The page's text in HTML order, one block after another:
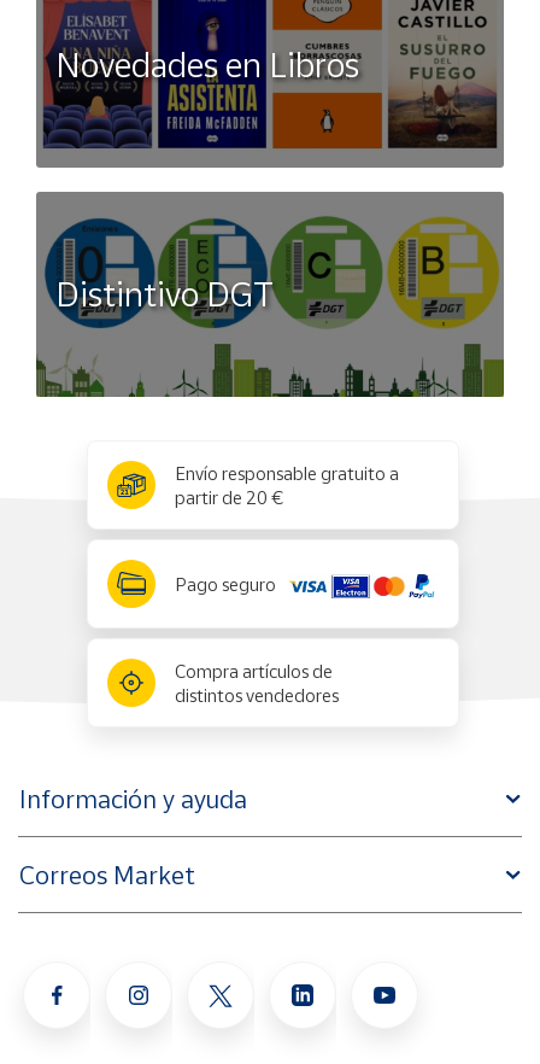
Novedades en Libros
Distintivo DGT
Envío responsable gratuito a
partir de 20 €
Pago seguro
Compra artículos de
distintos vendedores
Información y ayuda
Correos Market